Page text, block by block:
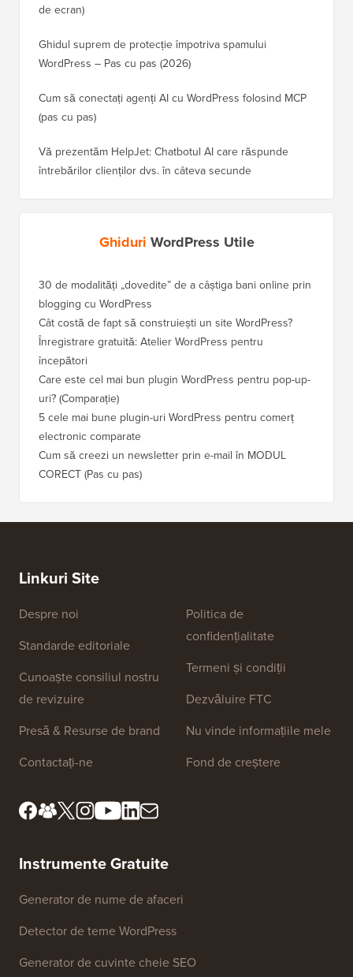
de ecran)
Ghidul suprem de protecție împotriva spamului
WordPress – Pas cu pas (2026)
Cum să conectați agenți AI cu WordPress folosind MCP
(pas cu pas)
Vă prezentăm HelpJet: Chatbotul AI care răspunde
întrebărilor clienților dvs. în câteva secunde
Ghiduri WordPress Utile
30 de modalități „dovedite” de a câștiga bani online prin
blogging cu WordPress
Cât costă de fapt să construiești un site WordPress?
Înregistrare gratuită: Atelier WordPress pentru
începători
Care este cel mai bun plugin WordPress pentru pop-up-
uri? (Comparație)
5 cele mai bune plugin-uri WordPress pentru comerț
electronic comparate
Cum să creezi un newsletter prin e-mail în MODUL
CORECT (Pas cu pas)
Linkuri Site
Despre noi
Standarde editoriale
Cunoaște consiliul nostru
de revizuire
Presă & Resurse de brand
Contactați-ne
Politica de
confidențialitate
Termeni și condiții
Dezvăluire FTC
Nu vinde informațiile mele
Fond de creștere
Instrumente Gratuite
Generator de nume de afaceri
Detector de teme WordPress
Generator de cuvinte cheie SEO